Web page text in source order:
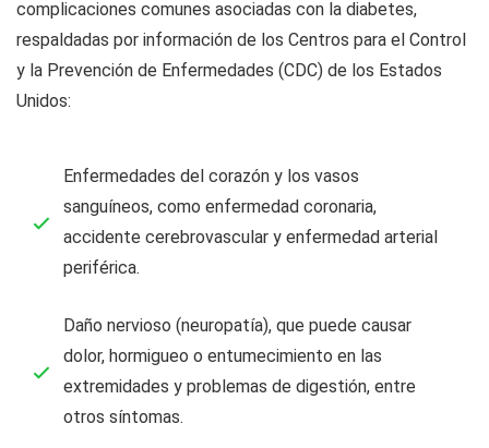
complicaciones comunes asociadas con la diabetes,
respaldadas por información de los Centros para el Control
y la Prevención de Enfermedades (CDC) de los Estados
Unidos:
Enfermedades del corazón y los vasos
sanguíneos, como enfermedad coronaria,
accidente cerebrovascular y enfermedad arterial
periférica.
Daño nervioso (neuropatía), que puede causar
dolor, hormigueo o entumecimiento en las
extremidades y problemas de digestión, entre
otros síntomas.